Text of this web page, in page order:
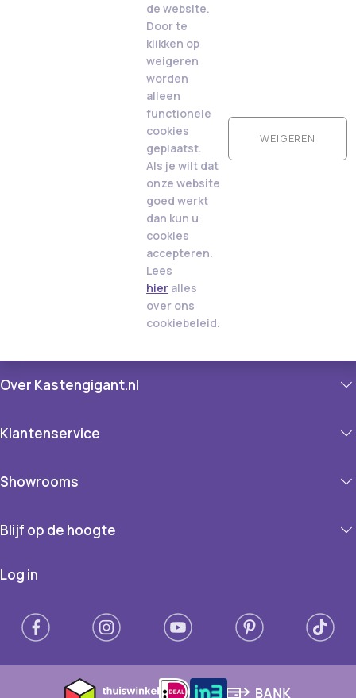
de website.
Door te
klikken op
weigeren
worden
alleen
functionele
cookies
geplaatst.
Als je wilt dat
onze website
goed werkt
dan kun u
cookies
accepteren.
Lees
hier alles
over ons
cookiebeleid.
WEIGEREN
Over Kastengigant.nl
Klantenservice
Showrooms
Blijf op de hoogte
Log in